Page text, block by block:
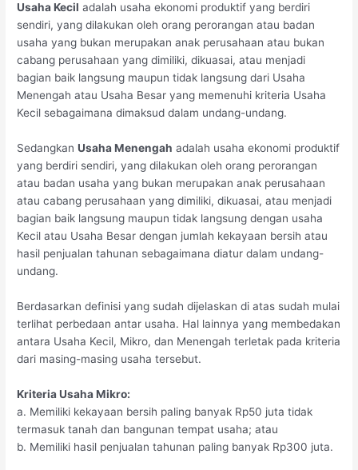
Usaha Kecil adalah usaha ekonomi produktif yang berdiri
sendiri, yang dilakukan oleh orang perorangan atau badan
usaha yang bukan merupakan anak perusahaan atau bukan
cabang perusahaan yang dimiliki, dikuasai, atau menjadi
bagian baik langsung maupun tidak langsung dari Usaha
Menengah atau Usaha Besar yang memenuhi kriteria Usaha
Kecil sebagaimana dimaksud dalam undang-undang.
SedangkanUsaha Menengah adalah usaha ekonomi produktif
yang berdiri sendiri, yang dilakukan oleh orang perorangan
atau badan usaha yang bukan merupakan anak perusahaan
atau cabang perusahaan yang dimiliki, dikuasai, atau menjadi
bagian baik langsung maupun tidak langsung dengan usaha
Kecil atau Usaha Besar dengan jumlah kekayaan bersih atau
hasil penjualan tahunan sebagaimana diatur dalam undang-
undang.
Berdasarkan definisi yang sudah dijelaskan di atas sudah mulai
terlihat perbedaan antar usaha. Hal lainnya yang membedakan
antara Usaha Kecil, Mikro, dan Menengah terletak pada kriteria
dari masing-masing usaha tersebut.
Kriteria Usaha Mikro:
a. Memiliki kekayaan bersih paling banyak Rp50 juta tidak
termasuk tanah dan bangunan tempat usaha; atau
b. Memiliki hasil penjualan tahunan paling banyak Rp300 juta.